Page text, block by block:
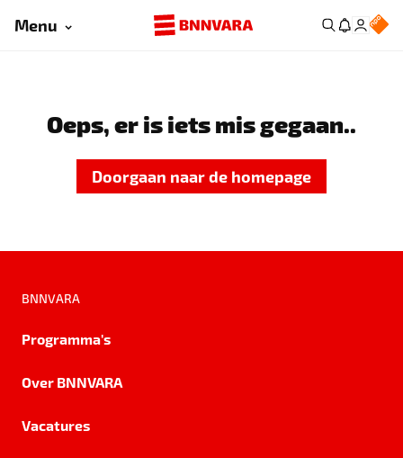
Menu
Oeps, er is iets mis gegaan..
Doorgaan naar de homepage
BNNVARA
Programma's
Over BNNVARA
Vacatures